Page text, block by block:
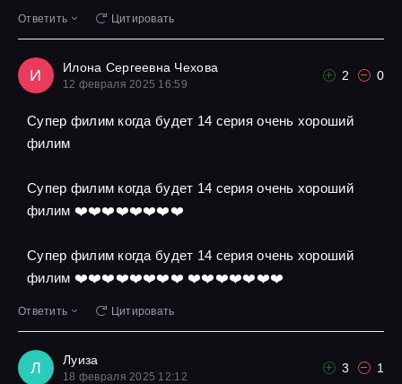
Ответить Цитировать
И Илона Сергеевна Чехова
12 февраля 2025 16:59
2 0
Супер филим когда будет 14 серия очень хороший
филим
Супер филим когда будет 14 серия очень хороший
филим ❤️❤️❤️❤️❤️❤️❤️❤️
Супер филим когда будет 14 серия очень хороший
филим ❤️❤️❤️❤️❤️❤️❤️❤️ ❤️❤️❤️❤️❤️❤️❤️
Ответить Цитировать
Л Луиза
18 февраля 2025 12:12
3 1